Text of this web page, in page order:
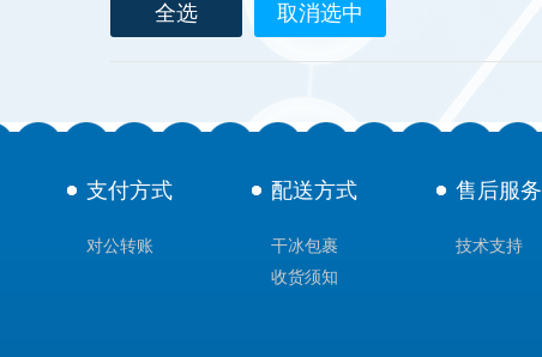
Berry & Associates
Abbexa AbD Serotec
全选 取消选中
支付方式
对公转账
配送方式
干冰包裹
收货须知
售后服务
技术支持